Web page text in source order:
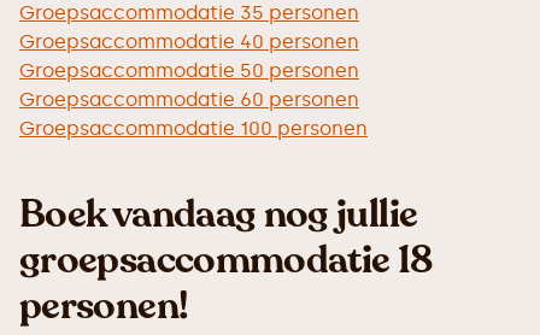
Groepsaccommodatie 35 personen
Groepsaccommodatie 40 personen
Groepsaccommodatie 50 personen
Groepsaccommodatie 60 personen
Groepsaccommodatie 100 personen
Boek vandaag nog jullie
groepsaccommodatie 18
personen!